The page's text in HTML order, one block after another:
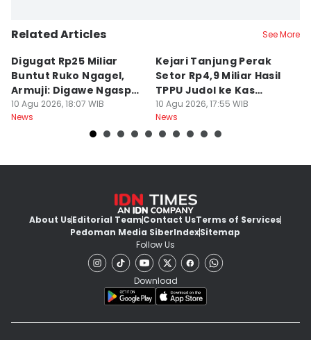
Related Articles See More
Digugat Rp25 Miliar
Buntut Ruko Ngagel,
Armuji: Digawe Ngaspal
Ae Poo
10 Agu 2026, 18:07 WIB
News
Kejari Tanjung Perak
Setor Rp4,9 Miliar Hasil
TPPU Judol ke Kas
Negara
10 Agu 2026, 17:55 WIB
News
About UsEditorial TeamContact UsTerms of Services
Pedoman Media SiberIndexSitemap
Follow Us
Download